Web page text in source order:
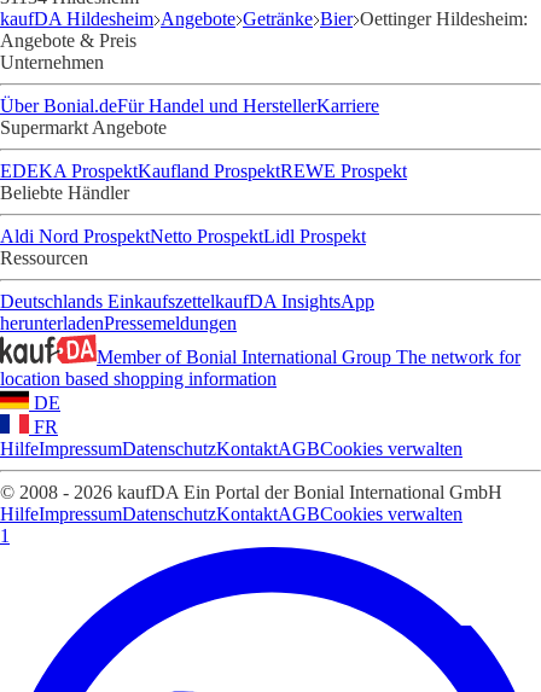
kaufDA Hildesheim Angebote Getränke Bier Oettinger Hildesheim:
Angebote & Preis
Unternehmen
Über Bonial.deFür Handel und HerstellerKarriere
Supermarkt Angebote
EDEKA ProspektKaufland ProspektREWE Prospekt
Beliebte Händler
Aldi Nord ProspektNetto ProspektLidl Prospekt
Ressourcen
Deutschlands EinkaufszettelkaufDA InsightsApp
herunterladenPressemeldungen
Member of Bonial International Group The network for
location based shopping information
DE
FR
HilfeImpressumDatenschutzKontaktAGBCookies verwalten
© 2008 - 2026 kaufDA Ein Portal der Bonial International GmbH
HilfeImpressumDatenschutzKontaktAGBCookies verwalten
1